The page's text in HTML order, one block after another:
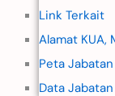
Link Terkait
Alamat KUA,
Peta
Data